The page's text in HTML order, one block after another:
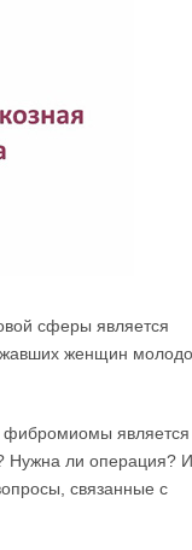
сферы является
женщин
фибромиомы является
Нужна ли операция? И
связанные с